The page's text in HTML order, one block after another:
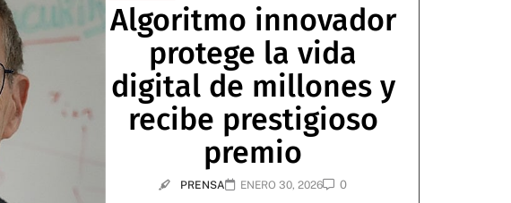
Algoritmo innovador
protege la vida
digital de millones y
recibe prestigioso
premio
PRENSA ENERO 30, 2026 0